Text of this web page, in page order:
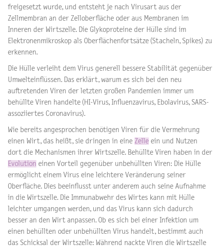
freigesetzt wurde, und entsteht je nach Virusart aus der
Zellmembran an der Zelloberfläche oder aus Membranen im
Inneren der Wirtszelle. Die Glykoproteine der Hülle sind im
Elektronenmikroskop als Oberflächenfortsätze (Stacheln, Spikes) zu
erkennen.
Die Hülle verleiht dem Virus generell bessere Stabilität gegenüber
Umwelteinflüssen. Das erklärt, warum es sich bei den neu
auftretenden Viren der letzten großen Pandemien immer um
behüllte Viren handelte (HI-Virus, Influenzavirus, Ebolavirus, SARS-
assoziiertes Coronavirus).
Wie bereits angesprochen benötigen Viren für die Vermehrung
einen Wirt, das heißt, sie dringen in eine Zelle ein und Nutzen
dort die Mechanismen ihrer Wirtszelle. Behüllte Viren haben in der
Evolution einen Vorteil gegenüber unbehüllten Viren: Die Hülle
ermöglicht einem Virus eine leichtere Veränderung seiner
Oberfläche. Dies beeinflusst unter anderem auch seine Aufnahme
in die Wirtszelle. Die Immunabwehr des Wirtes kann mit Hülle
leichter umgangen werden, und das Virus kann sich dadurch
besser an den Wirt anpassen. Ob es sich bei einer Infektion um
einen behüllten oder unbehüllten Virus handelt, bestimmt auch
das Schicksal der Wirtszelle: Während nackte Viren die Wirtszelle